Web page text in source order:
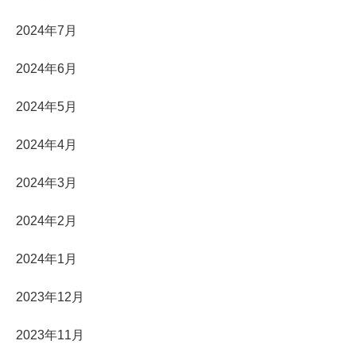
2024年7月
2024年6月
2024年5月
2024年4月
2024年3月
2024年2月
2024年1月
2023年12月
2023年11月